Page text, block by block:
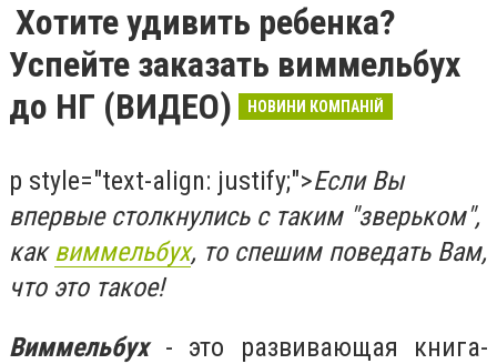
Хотите удивить ребенка?
Успейте заказать виммельбух
до НГ (ВИДЕО)
НОВИНИ КОМПАНІЙ
p style="text-align: justify;">Если Вы
впервые столкнулись с таким "зверьком",
каквиммельбух, то спешим поведать Вам,
что это такое!
Виммельбух- это развивающая книга-